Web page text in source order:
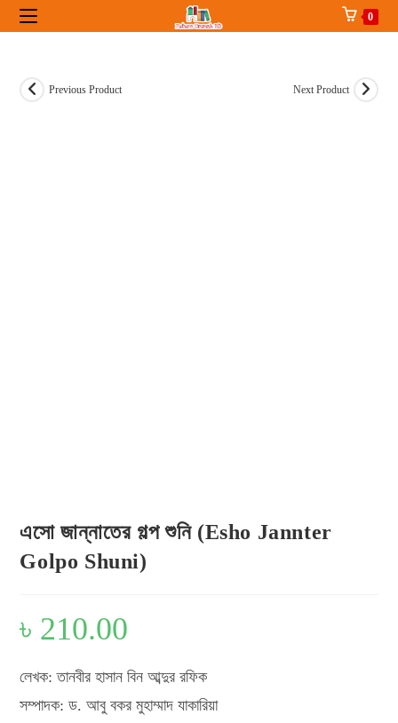
Skip
to
0
Previous Product Next Product
এসো জান্নাতের গল্প শুনি (Esho Jannter
Golpo Shuni)
৳ 210.00
লেখক: তানবীর হাসান বিন আব্দুর রফিক
সম্পাদক: ড. আবু বকর মুহাম্মাদ যাকারিয়া